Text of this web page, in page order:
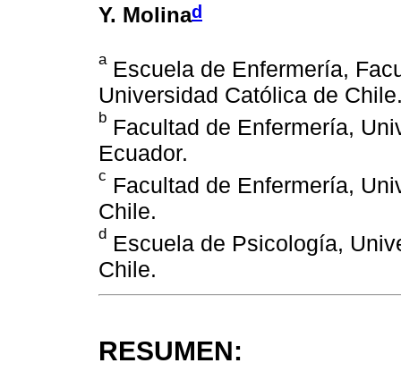
Y. Molinad
aEscuela de Enfermería,
Universidad Católica de
b Facultad de Enfermería,
Ecuador.
c Facultad de Enfermería,
Chile.
d Escuela de Psicología,
Chile.
RESUMEN: